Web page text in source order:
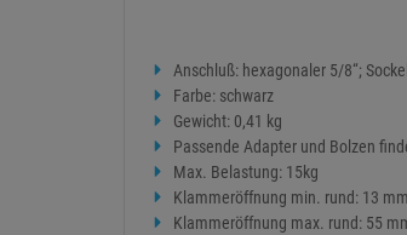
Anschluß: hexagonaler 5/8“;
Farbe: schwarz
Gewicht: 0,41 kg
Passende Adapter und Bolzen
Max. Belastung: 15kg
Klammeröffnung min. rund: 13 mm
Klammeröffnung max. rund: 55